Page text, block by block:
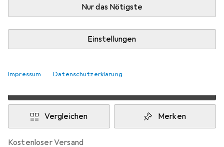
Nur das Nötigste
Einstellungen
Impressum Datenschutzerklärung
Zwischen Mi, 12.8. und Mi, 19.8. geliefert
Mehr als 10 Stück an Lager beim Lieferanten
Benachrichtigen, wenn schneller verfügbar
Vergleichen Merken
kostenloser Versand